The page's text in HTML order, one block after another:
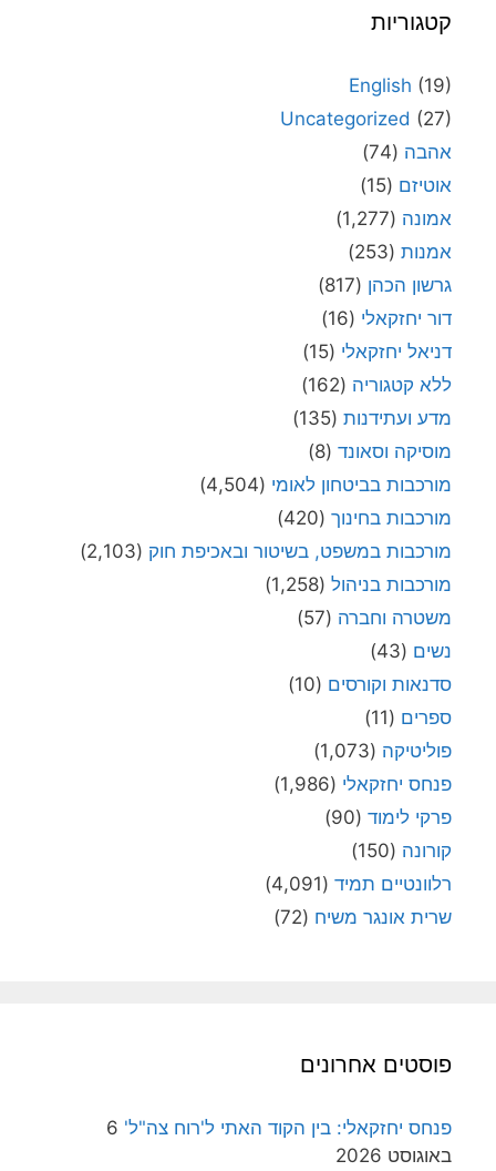
קטגוריות
English (19)
Uncategorized (27)
אהבה (74)
אוטיזם (15)
אמונה (1,277)
אמנות (253)
גרשון הכהן (817)
דור יחזקאלי (16)
דניאל יחזקאלי (15)
ללא קטגוריה (162)
מדע ועתידנות (135)
מוסיקה וסאונד (8)
מורכבות בביטחון לאומי (4,504)
מורכבות בחינוך (420)
מורכבות במשפט, בשיטור ובאכיפת חוק (2,103)
מורכבות בניהול (1,258)
משטרה וחברה (57)
נשים (43)
סדנאות וקורסים (10)
ספרים (11)
פוליטיקה (1,073)
פנחס יחזקאלי (1,986)
פרקי לימוד (90)
קורונה (150)
רלוונטיים תמיד (4,091)
שרית אונגר משיח (72)
פוסטים אחרונים
פנחס יחזקאלי: בין הקוד האתי ל'רוח צה"ל' 6
באוגוסט 2026